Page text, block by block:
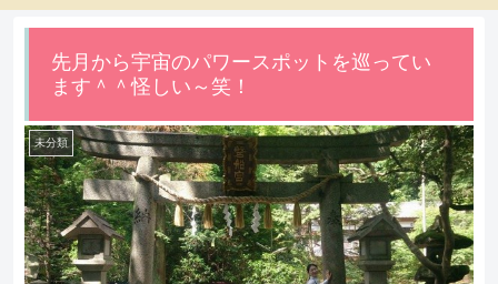
先月から宇宙のパワースポットを巡ってい
ます＾＾怪しい～笑！
未分類